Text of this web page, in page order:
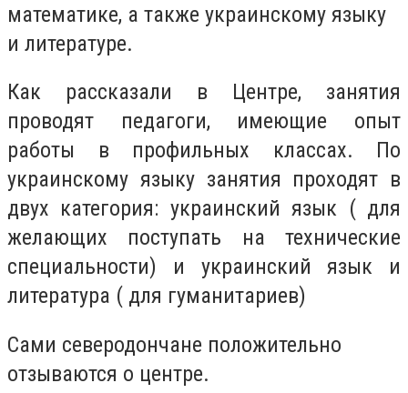
математике, а также украинскому языку
и литературе.
Как рассказали в Центре, занятия
проводят педагоги, имеющие опыт
работы в профильных классах. По
украинскому языку занятия проходят в
двух категория: украинский язык ( для
желающих поступать на технические
специальности) и украинский язык и
литература ( для гуманитариев)
Сами северодончане положительно
отзываются о центре.